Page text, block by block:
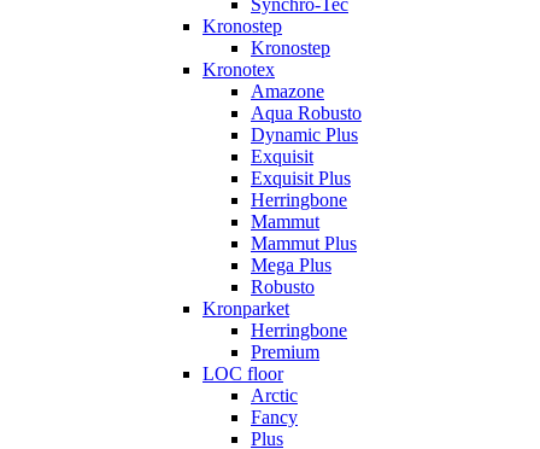
Synchro-Tec
Kronostep
Kronostep
Kronotex
Amazone
Aqua Robusto
Dynamic Plus
Exquisit
Exquisit Plus
Herringbone
Mammut
Mammut Plus
Mega Plus
Robusto
Kronparket
Herringbone
Premium
LOC floor
Arctic
Fancy
Plus